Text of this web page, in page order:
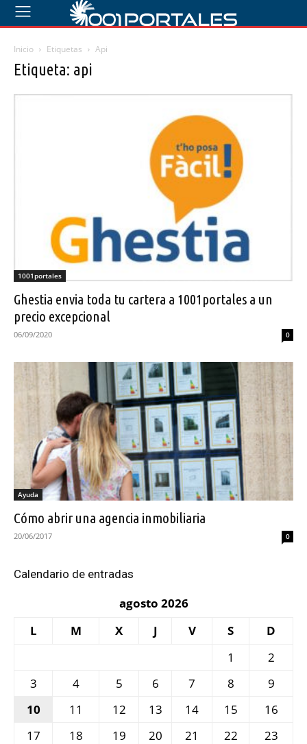
Inicio Etiquetas Api
Etiqueta: api
1001portales
Ghestia envia toda tu cartera a 1001portales a un
precio excepcional
06/09/2020 0
Ayuda
Cómo abrir una agencia inmobiliaria
20/06/2017 0
Calendario de entradas
agosto 2026
L
M X J V S
D
1
2
3
4 5 6 7 8
9
10
11 12 13 14 15
16
17
18 19 20 21 22
23